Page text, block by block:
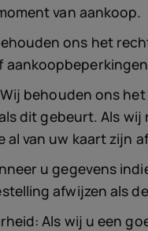
van aankoop.
ons het
behouden ons
dit gebeurt. Als
van uw kaart zijn
u gegevens
afwijzen als
Als wij u een